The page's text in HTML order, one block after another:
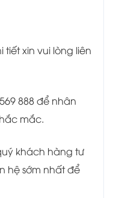
xin vui lòng liên
888 để nhân
mắc.
khách hàng tư
hệ sớm nhất để